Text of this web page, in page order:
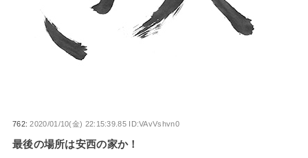
762:2020/01/10(金) 22:15:39.85 ID:VAvVshvn0
最後の場所は安西の家か！